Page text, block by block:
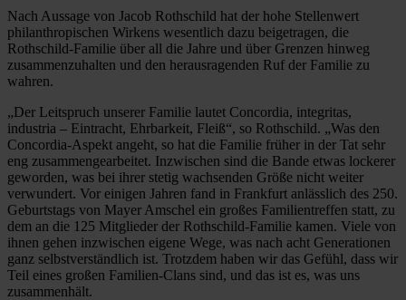
Nach Aussage von Jacob Rothschild hat der hohe Stellenwert
philanthropischen Wirkens wesentlich dazu beigetragen, die
Rothschild-Familie über all die Jahre und über Grenzen hinweg
zusammenzuhalten und den herausragenden Ruf der Familie zu
wahren.
„Der Leitspruch unserer Familie lautet Concordia, integritas,
industria – Eintracht, Ehrbarkeit, Fleiß“, so Rothschild. „Was den
Concordia-Aspekt angeht, so hat die Familie früher in der Tat sehr
eng zusammengearbeitet. Inzwischen sind die Bande etwas lockerer
geworden, was bei ihrer stetig wachsenden Größe nicht weiter
verwundert. Vor einigen Jahren fand in Frankfurt anlässlich des 250.
Geburtstags von Mayer Amschel ein großes Familientreffen statt, zu
dem an die 125 Mitglieder der Rothschild-Familie kamen. Viele von
ihnen gehen inzwischen eigene Wege, was nach acht Generationen
ganz selbstverständlich ist. Trotzdem haben wir das Gefühl, dass wir
Teil eines großen Familien-Clans sind, und das ist es, was uns
zusammenhält.